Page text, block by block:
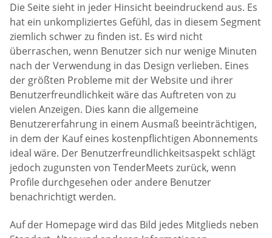
Die Seite sieht in jeder Hinsicht beeindruckend aus. Es
hat ein unkompliziertes Gefühl, das in diesem Segment
ziemlich schwer zu finden ist. Es wird nicht
überraschen, wenn Benutzer sich nur wenige Minuten
nach der Verwendung in das Design verlieben. Eines
der größten Probleme mit der Website und ihrer
Benutzerfreundlichkeit wäre das Auftreten von zu
vielen Anzeigen. Dies kann die allgemeine
Benutzererfahrung in einem Ausmaß beeinträchtigen,
in dem der Kauf eines kostenpflichtigen Abonnements
ideal wäre. Der Benutzerfreundlichkeitsaspekt schlägt
jedoch zugunsten von TenderMeets zurück, wenn
Profile durchgesehen oder andere Benutzer
benachrichtigt werden.
Auf der Homepage wird das Bild jedes Mitglieds neben